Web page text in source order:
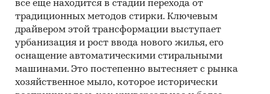
все еще находится в стадии перехода от
традиционных методов стирки. Ключевым
драйвером этой трансформации выступает
урбанизация и рост ввода нового жилья, его
оснащение автоматическими стиральными
машинами. Это постепенно вытесняет с рынка
хозяйственное мыло, которое исторически